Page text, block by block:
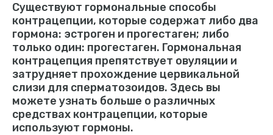
Существуют гормональные способы
контрацепции, которые содержат либо два
гормона: эстроген и прогестаген; либо
только один: прогестаген. Гормональная
контрацепция препятствует овуляции и
затрудняет прохождение цервикальной
слизи для сперматозоидов. Здесь вы
можете узнать больше о различных
средствах контрацепции, которые
используют гормоны.